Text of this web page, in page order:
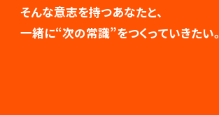
そんな意志を持つあなたと、
一緒に“次の常識”をつくっていきたい。